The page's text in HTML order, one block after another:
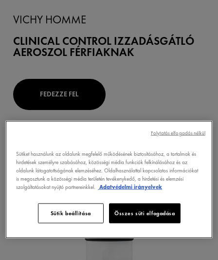
VICHY HOMME
CLINICAL CONTROL IZZADÁSGÁTLÓ
AEROSZOL FÉRFIAKNAK
FEDEZZE FEL
Sütiket használunk az oldalunk megfelelő működésének biztosításához, a tartalmak és
hirdetések személyre szabásához, közösségi média funkciók felkínálásához és az
oldalunk látogatottságának elemzéséhez. Oldalhasználattal kapcsolatos információkat
is megosztunk a közösségi média területén tevékenykedő, a hirdetési és elemzési
szolgáltatásokat nyújtó partnereinkkel.
Adatvédelmi irányelvek
Sütik beállítása Összes süti elfogadása
Folytatás elfogadás nélkül